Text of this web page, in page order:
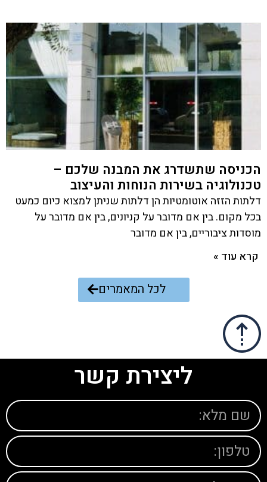
הכניסה שתשדרג את המבנה שלכם –
טכנולוגיה בשירות הנוחות והעיצוב
דלתות הזזה אוטומטיות הן דלתות שניתן למצוא כיום כמעט
בכל מקום. בין אם מדובר על קניונים, בין אם מדובר על
מוסדות ציבוריים, בין אם מדובר
קרא עוד »
לכל המאמרים
ליצירת קשר